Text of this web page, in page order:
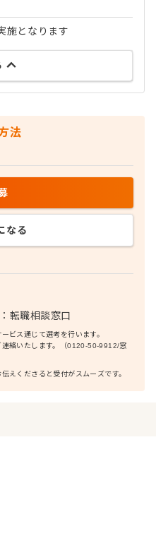
施となります
法
転職相談窓口
ビス通じて選考を行います。
連絡いたします。（0120-50-9912/窓
えくださると受付がスムーズです。
なる